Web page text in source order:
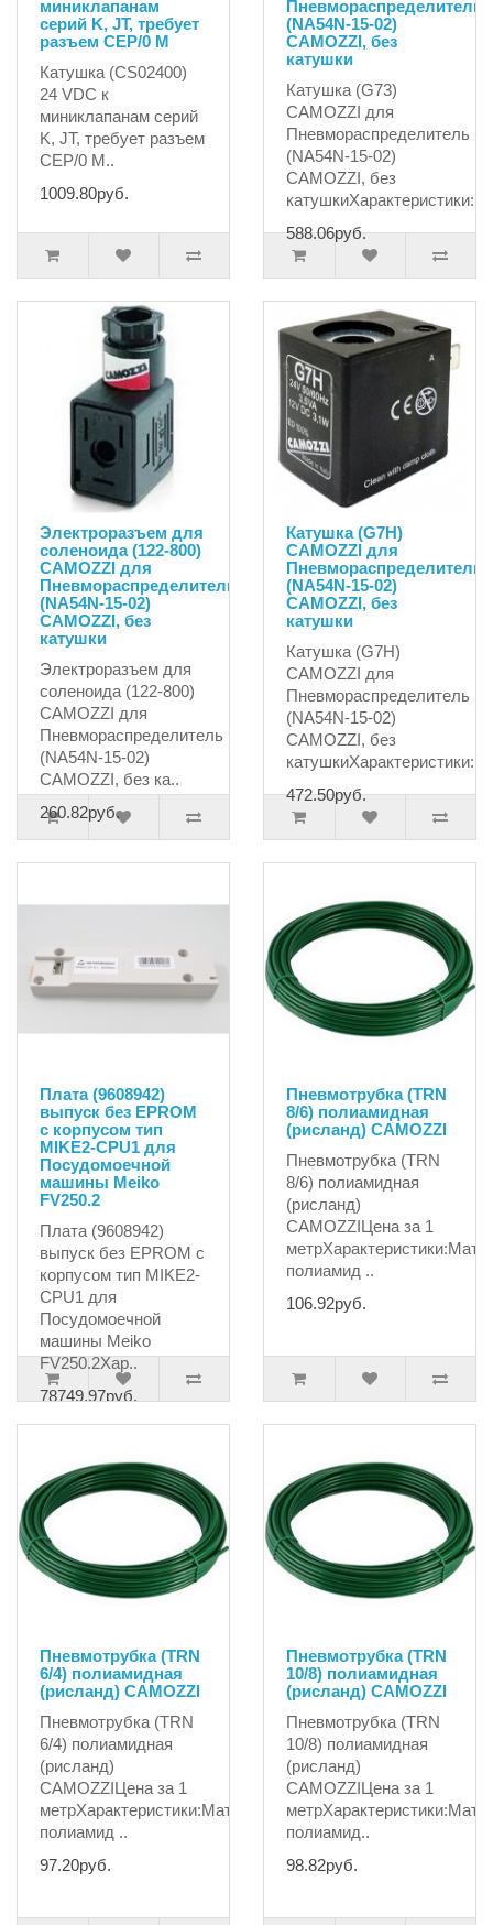
миниклапанам
серий K, JT, требует
разъем CEP/0 M
Катушка (CS02400)
24 VDC к
миниклапанам серий
K, JT, требует разъем
CEP/0 M..
1009.80руб.
Пневмораспределитель
(NA54N-15-02)
CAMOZZI, без
катушки
Катушка (G73)
CAMOZZI для
Пневмораспределитель
(NA54N-15-02)
CAMOZZI, без
588.06руб.
Электроразъем для
соленоида (122-800)
CAMOZZI для
Пневмораспределитель
(NA54N-15-02)
CAMOZZI, без
катушки
Электроразъем для
соленоида (122-800)
CAMOZZI для
Пневмораспределитель
(NA54N-15-02)
CAMOZZI, без ка..
260.82руб.
Катушка (G7H)
CAMOZZI для
Пневмораспределитель
(NA54N-15-02)
CAMOZZI, без
катушки
Катушка (G7H)
CAMOZZI для
Пневмораспределитель
(NA54N-15-02)
CAMOZZI, без
472.50руб.
Плата (9608942)
выпуск без EPROM
с корпусом тип
MIKE2-CPU1 для
Посудомоечной
машины Meiko
FV250.2
Плата (9608942)
выпуск без EPROM с
корпусом тип MIKE2-
CPU1 для
Посудомоечной
машины Meiko
FV250.2Хар..
78749.97руб.
Пневмотрубка (TRN
8/6) полиамидная
(рисланд) CAMOZZI
Пневмотрубка (TRN
8/6) полиамидная
(рисланд)
CAMOZZIЦена за 1
полиамид ..
106.92руб.
Пневмотрубка (TRN
6/4) полиамидная
(рисланд) CAMOZZI
Пневмотрубка (TRN
6/4) полиамидная
(рисланд)
CAMOZZIЦена за 1
метрХарактеристики:Материал:
полиамид ..
97.20руб.
Пневмотрубка (TRN
10/8) полиамидная
(рисланд) CAMOZZI
Пневмотрубка (TRN
10/8) полиамидная
(рисланд)
CAMOZZIЦена за 1
полиамид..
98.82руб.